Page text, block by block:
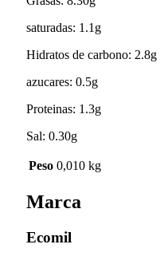
saturadas: 1.1g
Hidratos de carbono: 2.8g
azucares: 0.5g
Proteinas: 1.3g
Sal: 0.30g
Peso 0,010 kg
Marca
Ecomil